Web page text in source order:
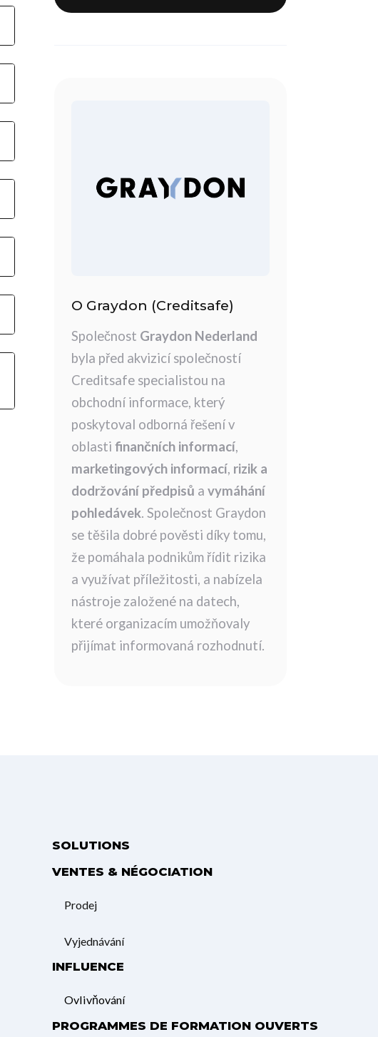
O Graydon (Creditsafe)
Společnost Graydon Nederland
byla před akvizicí společností
Creditsafe specialistou na
obchodní informace, který
poskytoval odborná řešení v
oblastifinančních informací,
marketingových informací, rizik a
dodržování předpisů avymáhání
pohledávek. Společnost Graydon
se těšila dobré pověsti díky tomu,
že pomáhala podnikům řídit rizika
a využívat příležitosti, a nabízela
nástroje založené na datech,
které organizacím umožňovaly
přijímat informovaná rozhodnutí.
SOLUTIONS
VENTES & NÉGOCIATION
Prodej
Vyjednávání
INFLUENCE
Ovlivňování
PROGRAMMES DE FORMATION OUVERTS